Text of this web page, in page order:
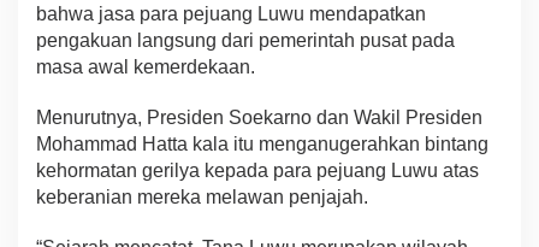
bahwa jasa para pejuang Luwu mendapatkan
pengakuan langsung dari pemerintah pusat pada
masa awal kemerdekaan.
Menurutnya, Presiden Soekarno dan Wakil Presiden
Mohammad Hatta kala itu menganugerahkan bintang
kehormatan gerilya kepada para pejuang Luwu atas
keberanian mereka melawan penjajah.